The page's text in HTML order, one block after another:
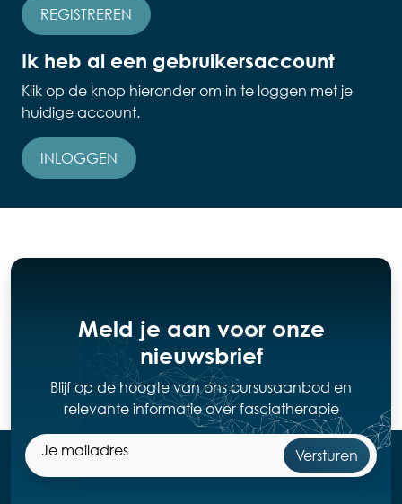
REGISTREREN
Ik heb al een gebruikersaccount
Klik op de knop hieronder om in te loggen met je
huidige account.
INLOGGEN
Meld je aan voor onze
nieuwsbrief
Blijf op de hoogte van ons cursusaanbod en
relevante informatie over fasciatherapie